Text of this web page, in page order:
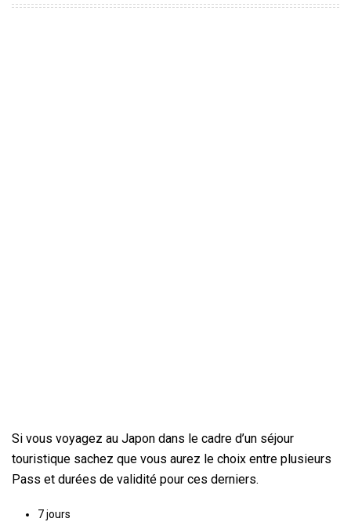
Si vous voyagez au Japon dans le cadre d’un séjour
touristique sachez que vous aurez le choix entre plusieurs
Pass et durées de validité pour ces derniers.
7 jours